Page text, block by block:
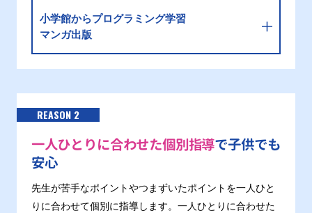
小学館からプログラミング学習
マンガ出版
REASON 2
一人ひとりに合わせた個別指導で子供でも
安心
先生が苦手なポイントやつまずいたポイントを一人ひと
りに合わせて個別に指導します。一人ひとりに合わせた